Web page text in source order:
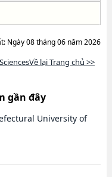
Ngày 08 tháng 06 năm 2026
lại Trang chủ >>
gần đây
University of